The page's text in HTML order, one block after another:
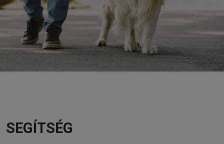
SEGÍTSÉG